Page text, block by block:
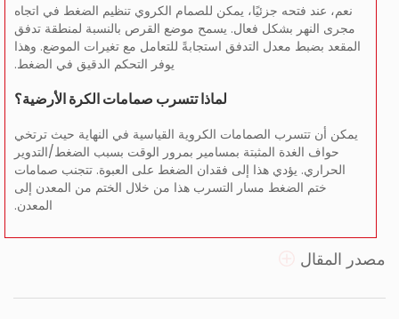
نعم، عند فتحه جزئيًا، يمكن للصمام الكروي تنظيم الضغط في اتجاه
مجرى النهر بشكل فعال. يسمح موضع القرص بالنسبة لمنطقة تدفق
المقعد بضبط معدل التدفق استجابةً للتعامل مع تغيرات الموضع. وهذا
يوفر التحكم الدقيق في الضغط.
لماذا تتسرب صمامات الكرة الأرضية؟
يمكن أن تتسرب الصمامات الكروية القياسية في النهاية حيث ترتخي
حواف الغدة المثبتة بمسامير بمرور الوقت بسبب الضغط/التدوير
الحراري. يؤدي هذا إلى فقدان الضغط على العبوة. تتجنب صمامات
ختم الضغط مسار التسرب هذا من خلال الختم من المعدن إلى
المعدن.
مصدر المقال